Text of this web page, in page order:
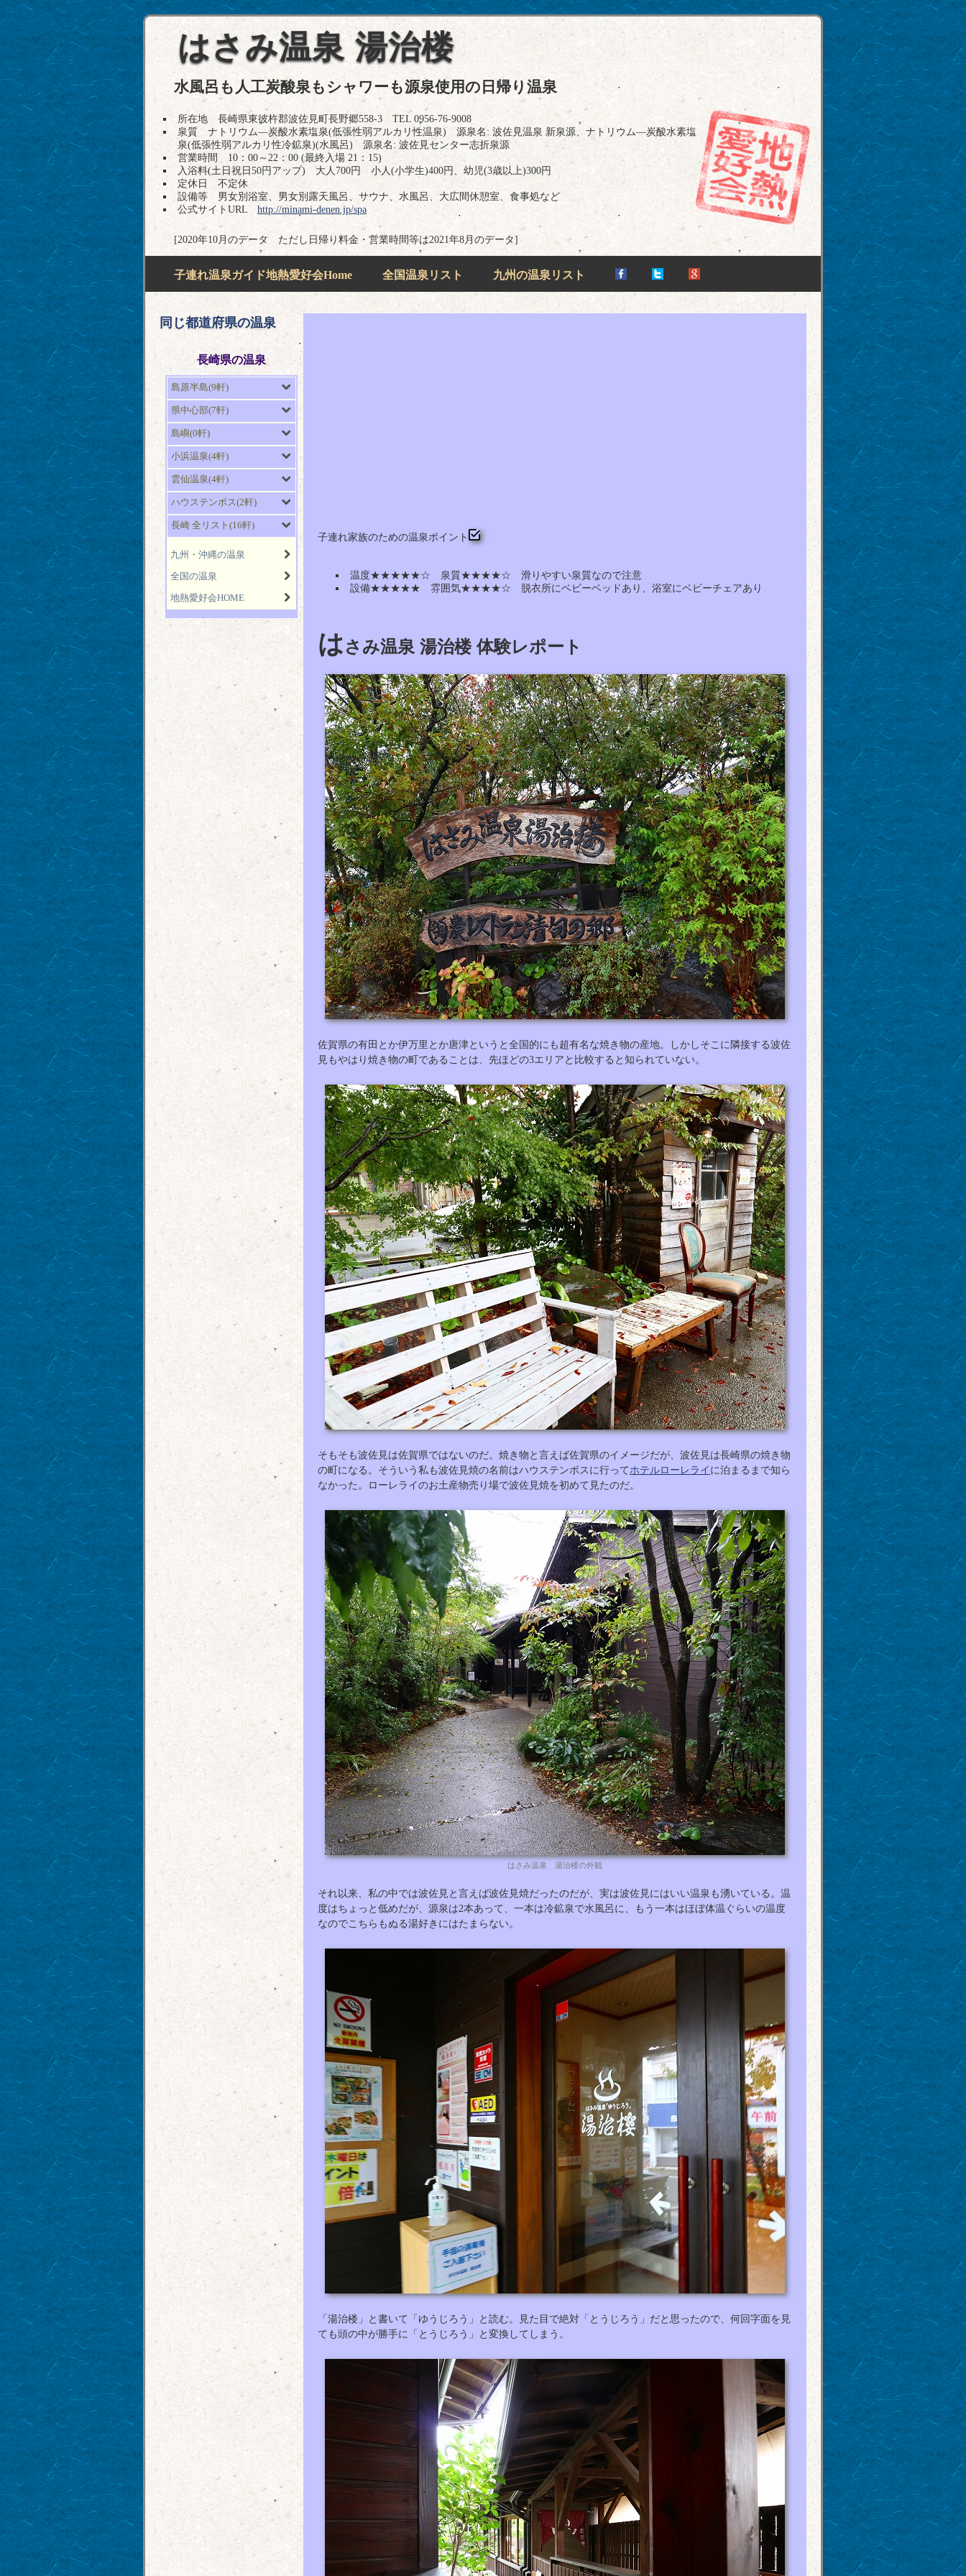
はさみ温泉 湯治楼
水風呂も人工炭酸泉もシャワーも源泉使用の日帰り温泉
所在地 長崎県東彼杵郡波佐見町長野郷558-3 TEL 0956-76-9008
泉質 ナトリウム―炭酸水素塩泉(低張性弱アルカリ性温泉) 源泉名: 波佐見温泉 新泉源、ナトリウム―炭酸水素塩
泉(低張性弱アルカリ性冷鉱泉)(水風呂) 源泉名: 波佐見センター志折泉源
営業時間 10：00～22：00 (最終入場 21：15)
入浴料(土日祝日50円アップ) 大人700円 小人(小学生)400円、幼児(3歳以上)300円
定休日 不定休
設備等 男女別浴室、男女別露天風呂、サウナ、水風呂、大広間休憩室、食事処など
公式サイトURL http://minami-denen.jp/spa
[2020年10月のデータ ただし日帰り料金・営業時間等は2021年8月のデータ]
子連れ温泉ガイド地熱愛好会Home 全国温泉リスト 九州の温泉リスト
子連れ家族のための温泉ポイント
温度★★★★★☆ 泉質★★★★☆ 滑りやすい泉質なので注意
設備★★★★★ 雰囲気★★★★☆ 脱衣所にベビーベッドあり、浴室にベビーチェアあり
はさみ温泉 湯治楼 体験レポート
佐賀県の有田とか伊万里とか唐津というと全国的にも超有名な焼き物の産地。しかしそこに隣接する波佐
見もやはり焼き物の町であることは、先ほどの3エリアと比較すると知られていない。
そもそも波佐見は佐賀県ではないのだ。焼き物と言えば佐賀県のイメージだが、波佐見は長崎県の焼き物
の町になる。そういう私も波佐見焼の名前はハウステンボスに行ってホテルローレライ に泊まるまで知ら
なかった。ローレライのお土産物売り場で波佐見焼を初めて見たのだ。
はさみ温泉 湯治楼の外観
それ以来、私の中では波佐見と言えば波佐見焼だったのだが、実は波佐見にはいい温泉も湧いている。温
度はちょっと低めだが、源泉は2本あって、一本は冷鉱泉で水風呂に、もう一本はほぼ体温ぐらいの温度
なのでこちらもぬる湯好きにはたまらない。
「湯治楼」と書いて「ゆうじろう」と読む。見た目で絶対「とうじろう」だと思ったので、何回字面を見
ても頭の中が勝手に「とうじろう」と変換してしまう。
同じ都道府県の温泉